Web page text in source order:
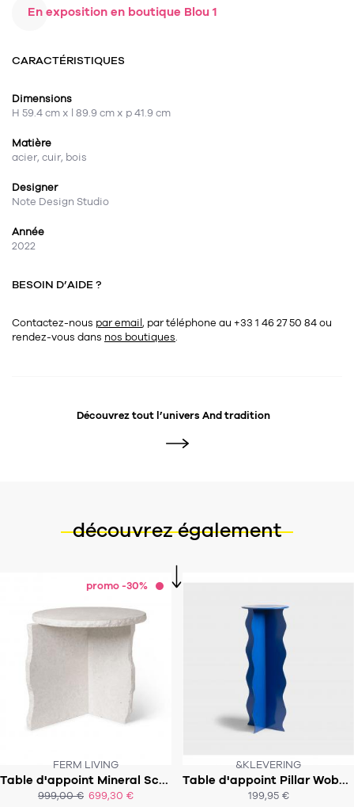
En exposition en boutique Blou 1
CARACTÉRISTIQUES
Dimensions
H 59.4 cm x l 89.9 cm x p 41.9 cm
Matière
acier, cuir, bois
Designer
Note Design Studio
Année
2022
BESOIN D’AIDE ?
Contactez-nous par email, par téléphone au +33 1 46 27 50 84ou
rendez-vous dans nos boutiques.
Découvrez tout l’univers And tradition
découvrez également
promo -30%
FERM LIVING
Table d'appoint Mineral Sculptural
999,00 € 699,30 €
ACHAT EXPRESS
&KLEVERING
Table d'appoint Pillar Wobbly - H65cm
199,95 €
CE PRODUIT N'EST PLUS EN STOCK
:-(
ACHAT EXPRESS